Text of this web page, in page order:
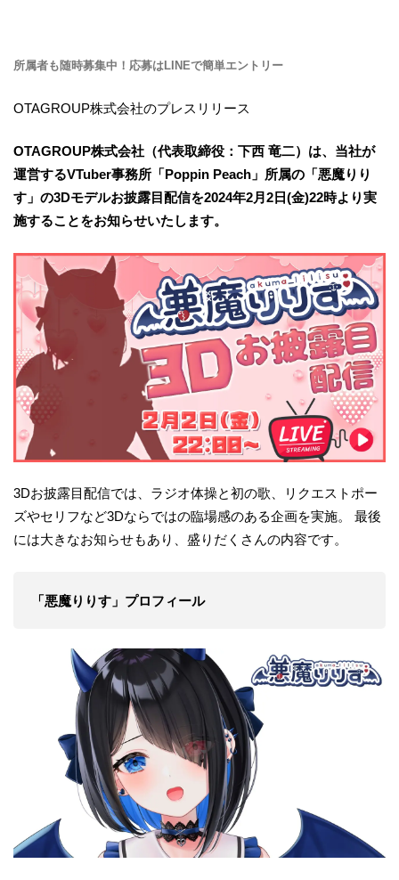
所属者も随時募集中！応募はLINEで簡単エントリー
OTAGROUP株式会社のプレスリリース
OTAGROUP株式会社（代表取締役：下西 竜二）は、当社が
運営するVTuber事務所「Poppin Peach」所属の「悪魔りり
す」の3Dモデルお披露目配信を2024年2月2日(金)22時より実
施することをお知らせいたします。
3Dお披露目配信では、ラジオ体操と初の歌、リクエストポー
ズやセリフなど3Dならではの臨場感のある企画を実施。 最後
には大きなお知らせもあり、盛りだくさんの内容です。
「悪魔りりす」プロフィール